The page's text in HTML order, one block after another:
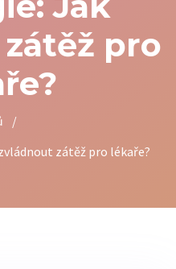
pro
/
zátěž pro lékaře?